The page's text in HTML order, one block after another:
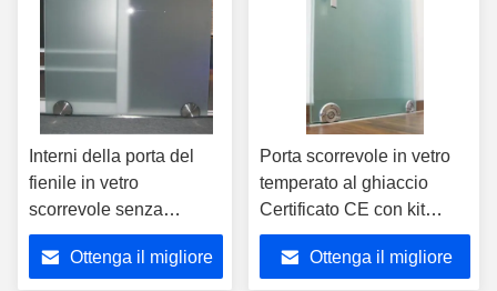
Interni della porta del
fienile in vetro
scorrevole senza
cornice con kit hardware
e maniglia della porta
Ottenga il migliore
Porta scorrevole in vetro
temperato al ghiaccio
Certificato CE con kit
hardware
Ottenga il migliore